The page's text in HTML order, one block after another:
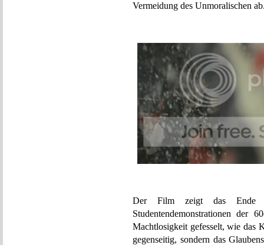
Vermeidung des Unmoralischen
Der Film zeigt das Ende
Studentendemonstrationen der
Machtlosigkeit gefesselt, wie das
gegenseitig, sondern das